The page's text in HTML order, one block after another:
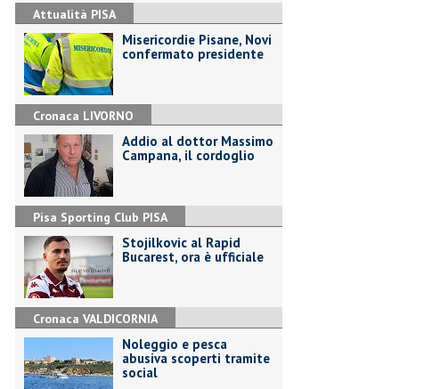
Attualità PISA
Misericordie Pisane, Novi
confermato presidente
Cronaca LIVORNO
Addio al dottor Massimo
Campana, il cordoglio
Pisa Sporting Club PISA
Stojilkovic al Rapid
Bucarest, ora è ufficiale
Cronaca VALDICORNIA
Noleggio e pesca
abusiva scoperti tramite
social